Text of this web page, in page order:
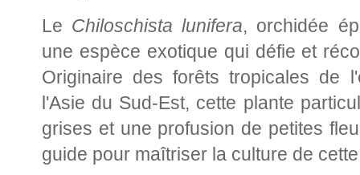
Le Chiloschista lunifera, orchidée
une espèce exotique qui défie et
Originaire des forêts tropicales de
l'Asie du Sud-Est, cette plante
grises et une profusion de petites
guide pour maîtriser la culture de